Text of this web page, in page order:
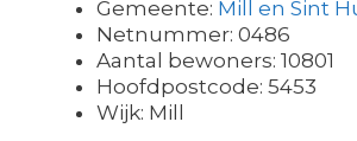
Gemeente: Mill en Sint
Netnummer: 0486
Aantal bewoners: 10801
Hoofdpostcode: 5453
Wijk: Mill